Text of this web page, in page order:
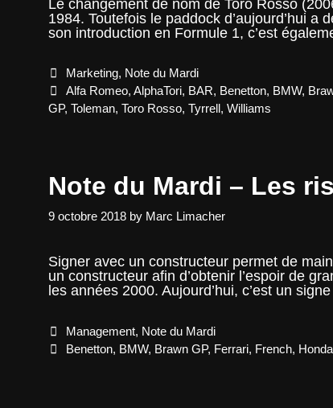
Le changement de nom de Toro Rosso
1984. Toutefois le paddock d’aujourd’hui
son introduction en Formule 1, c’est
Categories
Marketing, Note du Mardi
Tags
Alfa Romeo,AlphaTori, BAR, Benetton, BMW,
GP, Toleman, Toro Rosso, Tyrrell, Williams
Note du Mardi – Les
9 octobre 2018 by Marc Limacher
Signer avec un constructeur permet de
un constructeur afin d’obtenir l’espoir de
les années 2000. Aujourd’hui, c’est un
Categories
Management, Note du Mardi
Tags
Benetton, BMW, Brawn GP, Ferrari, French, Honda